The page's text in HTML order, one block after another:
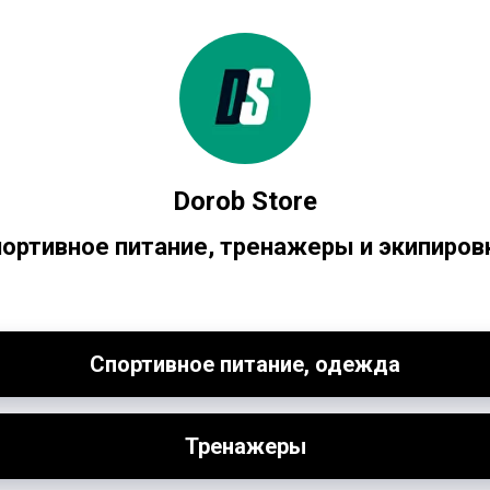
Dorob Store
питание, тренажеры и
Спортивное питание, одежда
Тренажеры